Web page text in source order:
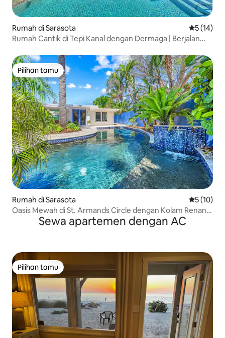
Rumah di Sarasota Nilai rata-
5 (14)
Rumah Cantik di Tepi Kanal dengan Dermaga | Berjalan
Pilihan tamu
Pilihan tamu
Rumah di Sarasota Nilai rata-
5 (10)
Oasis Mewah di St. Armands Circle dengan Kolam Renang
Sewa apartemen dengan AC
Pilihan tamu
Pilihan tamu